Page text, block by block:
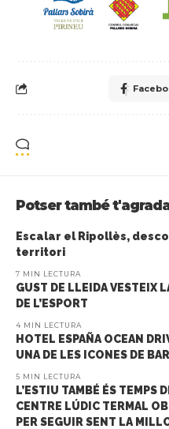
Potser també
Escalar el Ripollès,
territori
7 MIN LECTURA
GUST DE LLEIDA VESTEIX
DE L’ESPORT
4 MIN LECTURA
HOTEL ESPAÑA OCEAN
UNA DE LES ICONES DE
5 MIN LECTURA
L’ESTIU TAMBÉ ÉS TEMPS
CENTRE LÚDIC TERMAL
PER SEGUIR SENT LA